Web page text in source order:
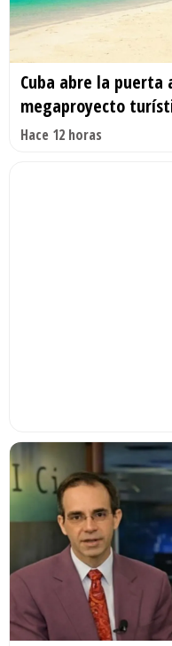
Cuba abre la puerta
megaproyecto
Hace 12 horas